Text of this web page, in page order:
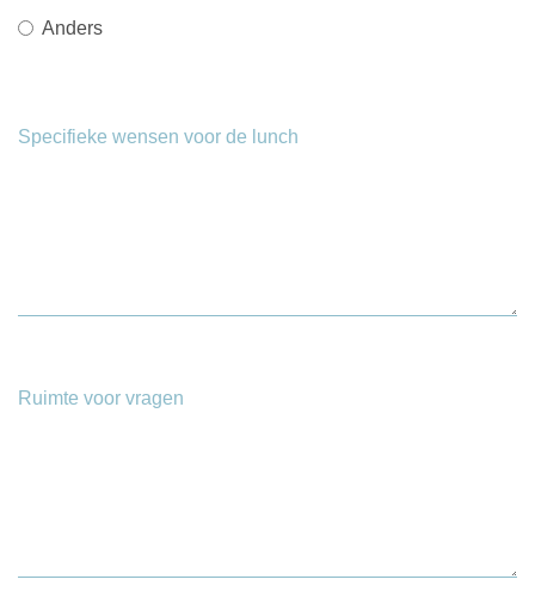
Anders
Specifieke wensen voor de lunch
Ruimte voor vragen